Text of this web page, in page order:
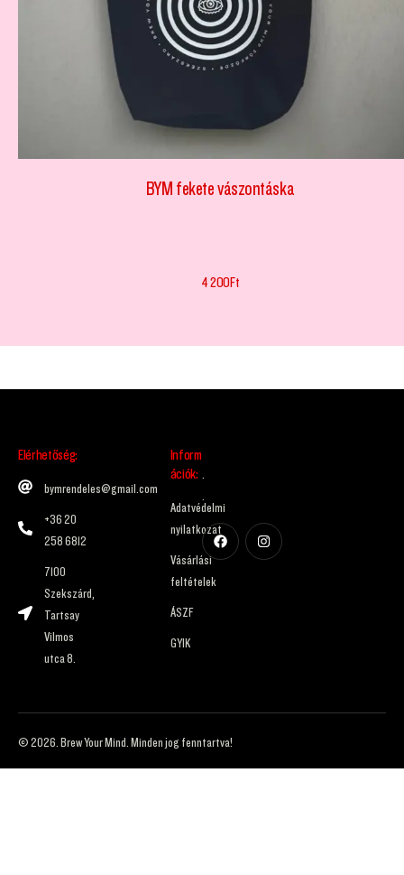
BYM fekete vászontáska
4 200Ft
Elérhetőség:
bymrendeles@gmail.com
+36 20
258 6812
7100
Szekszárd,
Tartsay
Vilmos
utca 8.
Inform
ációk:
Adatvédelmi
nyilatkozat
Vásárlási
feltételek
ÁSZF
GYIK
© 2026. Brew Your Mind. Minden jog fenntartva!